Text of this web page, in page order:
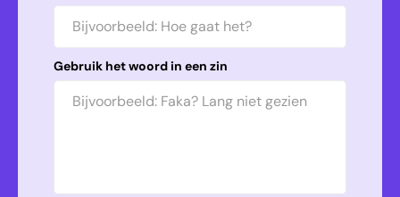
Gebruik het woord in een zin